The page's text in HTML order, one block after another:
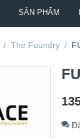
SẢN PHẨM
/ The Foundry /